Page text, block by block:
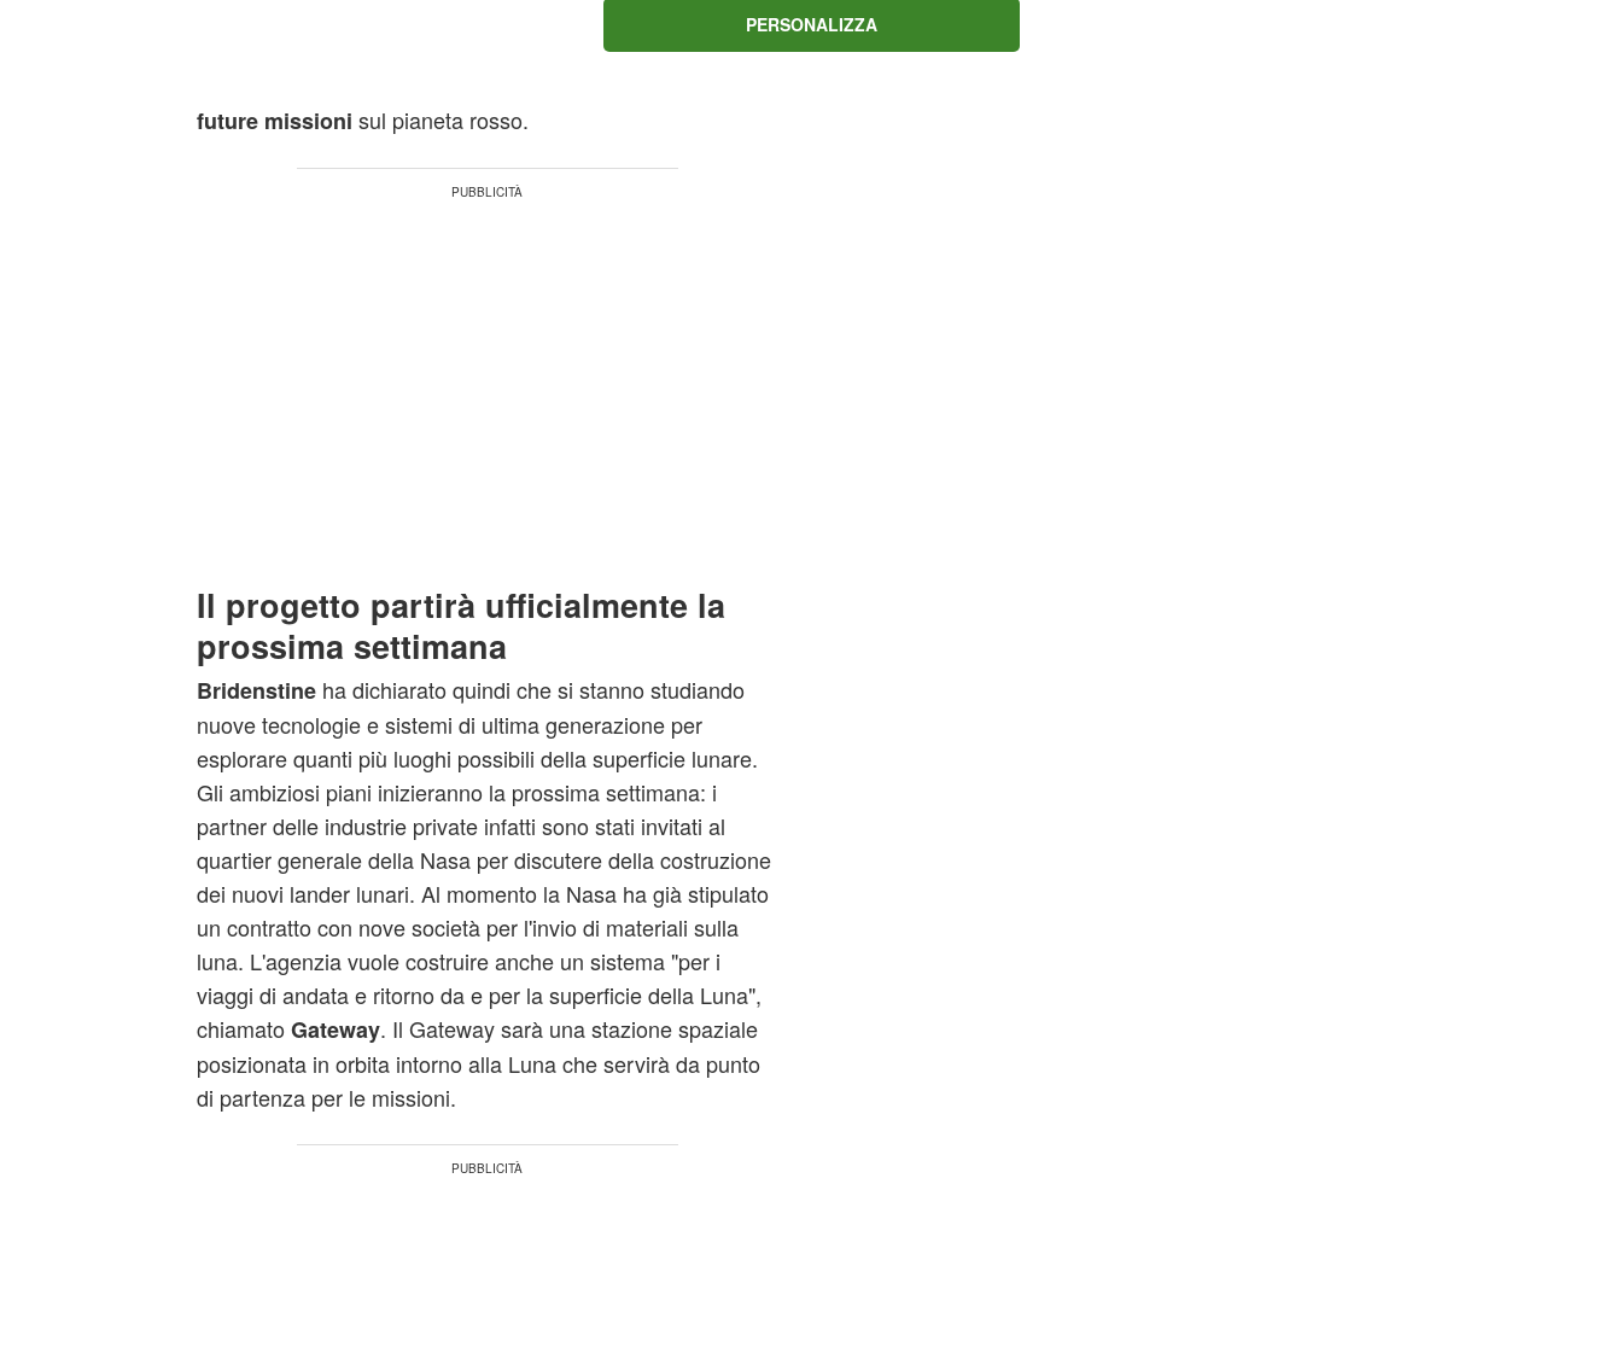
Bridenstine ha poi dichiarato in un post che la costruzione di
insediamenti stabili lunari sarebbe un passo fondamentale
future missioni sul pianeta rosso.
Il progetto partirà ufficialmente la
prossima settimana
Bridenstineha dichiarato quindi che si stanno studiando
nuove tecnologie e sistemi di ultima generazione per
esplorare quanti più luoghi possibili della superficie lunare.
Gli ambiziosi piani inizieranno la prossima settimana: i
partner delle industrie private infatti sono stati invitati al
quartier generale della Nasa per discutere della costruzione
dei nuovi lander lunari. Al momento la Nasa ha già stipulato
un contratto con nove società per l'invio di materiali sulla
luna. L'agenzia vuole costruire anche un sistema "per i
viaggi di andata e ritorno da e per la superficie della Luna",
chiamato Gateway. Il Gateway sarà una stazione spaziale
posizionata in orbita intorno alla Luna che servirà da punto
di partenza per le missioni.
PERSONALIZZA